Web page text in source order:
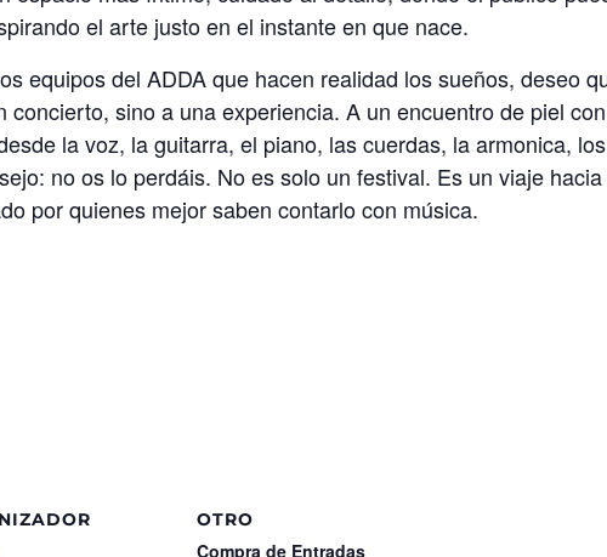
el arte justo en el instante en que nace.
equipos del ADDA que hacen realidad los sueños, deseo
concierto, sino a una experiencia. A un encuentro de piel con
la voz, la guitarra, el piano, las cuerdas, la armonica, los
no os lo perdáis. No es solo un festival. Es un viaje
por quienes mejor saben contarlo con música.
OTRO
Compra de Entradas